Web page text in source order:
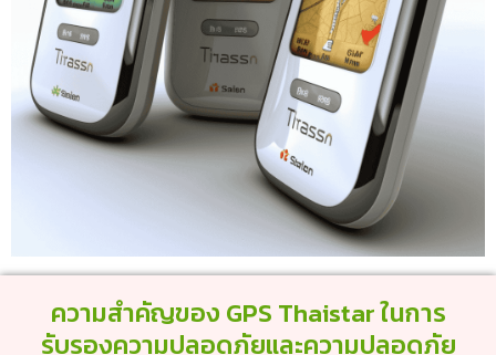
ความสำคัญของ GPS Thaistar ในการ